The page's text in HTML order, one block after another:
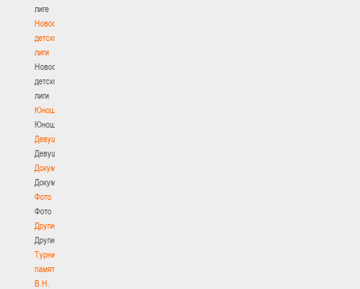
лиге
Новости
детской
лиги
Новости
детской
лиги
Юноши
Юноши
Девушки
Девушки
Документы
Документы
Фото
Фото
Другие
Другие
Турнир
памяти
В.Н.